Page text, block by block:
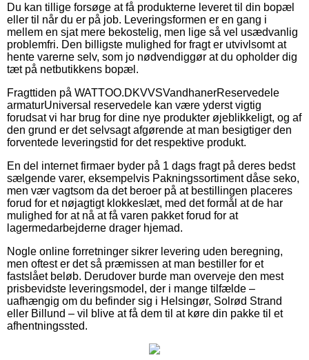
Du kan tillige forsøge at få produkterne leveret til din bopæl
eller til når du er på job. Leveringsformen er en gang i
mellem en sjat mere bekostelig, men lige så vel usædvanlig
problemfri. Den billigste mulighed for fragt er utvivlsomt at
hente varerne selv, som jo nødvendiggør at du opholder dig
tæt på netbutikkens bopæl.
Fragttiden på WATTOO.DKVVSVandhanerReservedele
armaturUniversal reservedele kan være yderst vigtig
forudsat vi har brug for dine nye produkter øjeblikkeligt, og af
den grund er det selvsagt afgørende at man besigtiger den
forventede leveringstid for det respektive produkt.
En del internet firmaer byder på 1 dags fragt på deres bedst
sælgende varer, eksempelvis Pakningssortiment dåse seko,
men vær vagtsom da det beroer på at bestillingen placeres
forud for et nøjagtigt klokkeslæt, med det formål at de har
mulighed for at nå at få varen pakket forud for at
lagermedarbejderne drager hjemad.
Nogle online forretninger sikrer levering uden beregning,
men oftest er det så præmissen at man bestiller for et
fastslået beløb. Derudover burde man overveje den mest
prisbevidste leveringsmodel, der i mange tilfælde –
uafhængig om du befinder sig i Helsingør, Solrød Strand
eller Billund – vil blive at få dem til at køre din pakke til et
afhentningssted.